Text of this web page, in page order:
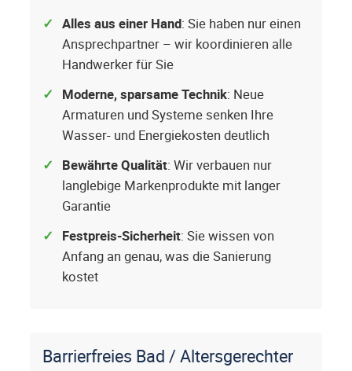
Alles aus einer Hand: Sie haben nur einen
Ansprechpartner – wir koordinieren alle
Handwerker für Sie
Moderne, sparsame Technik: Neue
Armaturen und Systeme senken Ihre
Wasser- und Energiekosten deutlich
Bewährte Qualität: Wir verbauen nur
langlebige Markenprodukte mit langer
Garantie
Festpreis-Sicherheit: Sie wissen von
Anfang an genau, was die Sanierung
kostet
Barrierfreies Bad / Altersgerechter